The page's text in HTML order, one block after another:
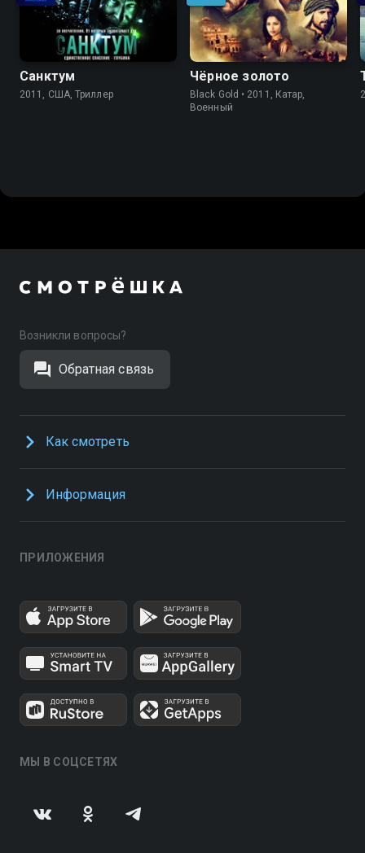
Санктум
2011, США, Триллер
Чёрное золото
Black Gold • 2011, Катар,
Военный
Возникли вопросы?
Обратная связь
Как смотреть
Информация
ПРИЛОЖЕНИЯ
МЫ В СОЦСЕТЯХ